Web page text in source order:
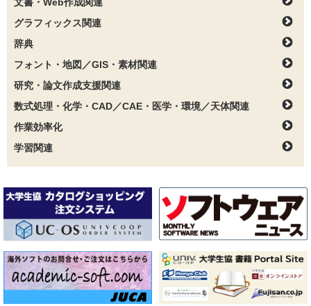
文書・Web作成関連
グラフィックス関連
辞典
フォント・地図／GIS・素材関連
研究・論文作成支援関連
数式処理・化学・CAD／CAE・医学・環境／天体関連
作業効率化
学習関連